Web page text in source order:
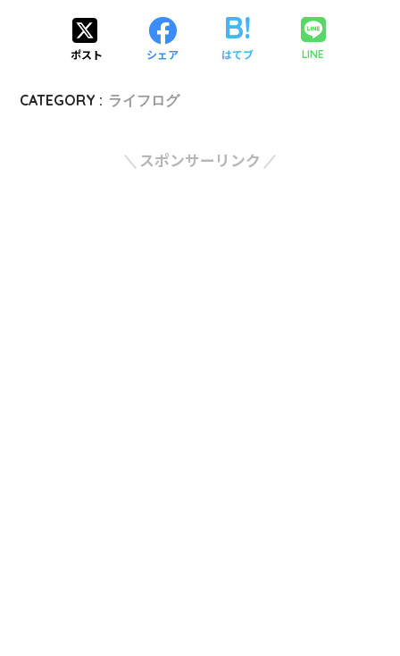
ポスト シェア はてブ LINE
CATEGORY : ライフログ
スポンサーリンク